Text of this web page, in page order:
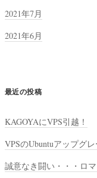
2021年7月
2021年6月
最近の投稿
KAGOYAにVPS引越！
VPSのUbuntuアップグレ
誠意なき闘い・・・ロ